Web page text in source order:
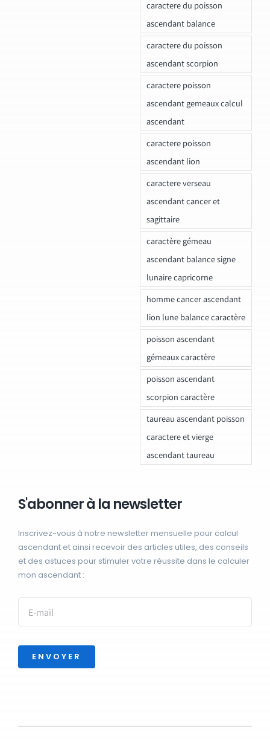
caractere du poisson
ascendant balance
caractere du poisson
ascendant scorpion
caractere poisson
ascendant gemeaux calcul
ascendant
caractere poisson
ascendant lion
caractere verseau
ascendant cancer et
sagittaire
caractère gémeau
ascendant balance signe
lunaire capricorne
homme cancer ascendant
lion lune balance caractère
poisson ascendant
gémeaux caractère
poisson ascendant
scorpion caractère
taureau ascendant poisson
caractere et vierge
ascendant taureau
S'abonner à la newsletter
Inscrivez-vous à notre newsletter mensuelle pour calcul
ascendant et ainsi recevoir des articles utiles, des conseils
et des astuces pour stimuler votre réussite dans le calculer
mon ascendant :
ENVOYER